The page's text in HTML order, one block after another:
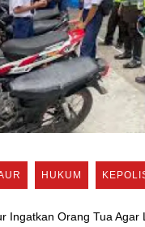
HUKUM
Ingatkan Orang Tua Agar